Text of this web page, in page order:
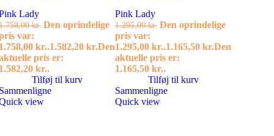
Lady
kr. Den oprindelige
var:
kr..1.582,20 kr.Den
pris er:
kr..
Tilføj til kurv
view
Pink Lady
1.295,00kr. Den oprindelige
pris var:
1.295,00 kr..1.165,50 kr.Den
aktuelle pris er:
1.165,50 kr..
Tilføj til kurv
Sammenligne
Quick view